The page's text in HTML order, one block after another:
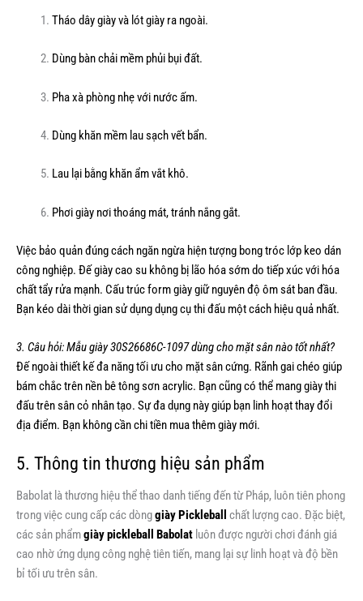
Tháo dây giày và lót giày ra ngoài.
Dùng bàn chải mềm phủi bụi đất.
Pha xà phòng nhẹ với nước ấm.
Dùng khăn mềm lau sạch vết bẩn.
Lau lại bằng khăn ẩm vắt khô.
Phơi giày nơi thoáng mát, tránh nắng gắt.
Việc bảo quản đúng cách ngăn ngừa hiện tượng bong tróc lớp keo dán
công nghiệp. Đế giày cao su không bị lão hóa sớm do tiếp xúc với hóa
chất tẩy rửa mạnh. Cấu trúc form giày giữ nguyên độ ôm sát ban đầu.
Bạn kéo dài thời gian sử dụng dụng cụ thi đấu một cách hiệu quả nhất.
3. Câu hỏi: Mẫu giày 30S26686C-1097 dùng cho mặt sân nào tốt nhất?
Đế ngoài thiết kế đa năng tối ưu cho mặt sân cứng. Rãnh gai chéo giúp
bám chắc trên nền bê tông sơn acrylic. Bạn cũng có thể mang giày thi
đấu trên sân cỏ nhân tạo. Sự đa dụng này giúp bạn linh hoạt thay đổi
địa điểm. Bạn không cần chi tiền mua thêm giày mới.
5. Thông tin thương hiệu sản phẩm
Babolat là thương hiệu thể thao danh tiếng đến từ Pháp, luôn tiên phong
trong việc cung cấp các dònggiày Pickleball
chất lượng cao. Đặc biệt,
các sản phẩmgiày pickleball Babolat luôn được người chơi đánh giá
cao nhờ ứng dụng công nghệ tiên tiến, mang lại sự linh hoạt và độ bền
bỉ tối ưu trên sân.